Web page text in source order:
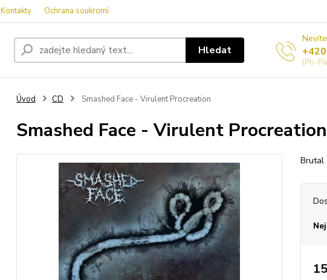
Kontakty Ochrana soukromí
Hledat
(Po-
Úvod CD Smashed Face - Virulent Procreation
Smashed Face - Virulent Procreation
Brutal